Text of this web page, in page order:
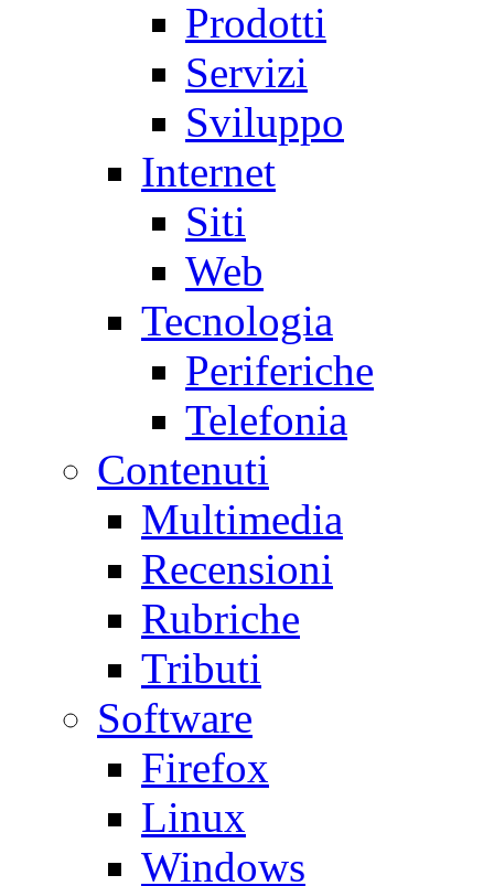
Prodotti
Servizi
Sviluppo
Internet
Siti
Web
Tecnologia
Periferiche
Telefonia
Contenuti
Multimedia
Recensioni
Rubriche
Tributi
Software
Firefox
Linux
Windows